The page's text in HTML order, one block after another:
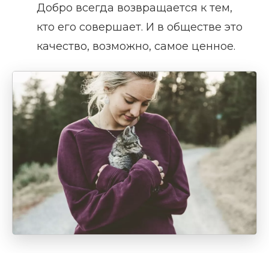
Добро всегда возвращается к тем,
кто его совершает. И в обществе это
качество, возможно, самое ценное.